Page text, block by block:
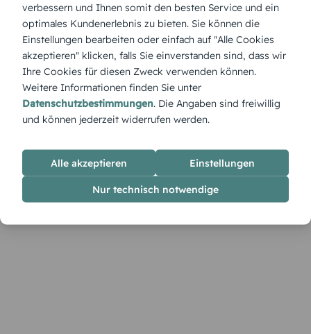
Produktbeschreibung
Galaktisch gut: Mit der Tischkarte „Planeten 2“ geht’s stilvoll
durch unser Sonnensystem. Ob für Astronomie-Fans oder
kleine Raumfahrer – im Designer wird daraus dein ganz
individuelles Universum.
verbessern und Ihnen somit den besten Service und ein
optimales Kundenerlebnis zu bieten. Sie können die
Einstellungen bearbeiten oder einfach auf "Alle Cookies
akzeptieren" klicken, falls Sie einverstanden sind, dass wir
Ihre Cookies für diesen Zweck verwenden können.
Weitere Informationen finden Sie unter
Datenschutzbestimmungen. Die Angaben sind freiwillig
und können jederzeit widerrufen werden.
Alle akzeptieren Einstellungen
Nur technisch notwendige